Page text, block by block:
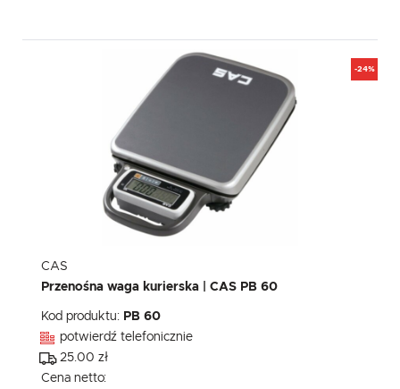
-24%
CAS
Przenośna waga kurierska | CAS PB 60
Kod produktu: PB 60
potwierdź telefonicznie
25.00 zł
Cena netto: